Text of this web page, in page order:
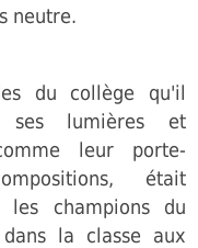
neutre.
du collège qu'il
ses lumières et
leur porte-
était
les champions du
la classe aux